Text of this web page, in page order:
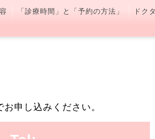
「診療時間」と「予約の方法」 ドク
申し込みください。